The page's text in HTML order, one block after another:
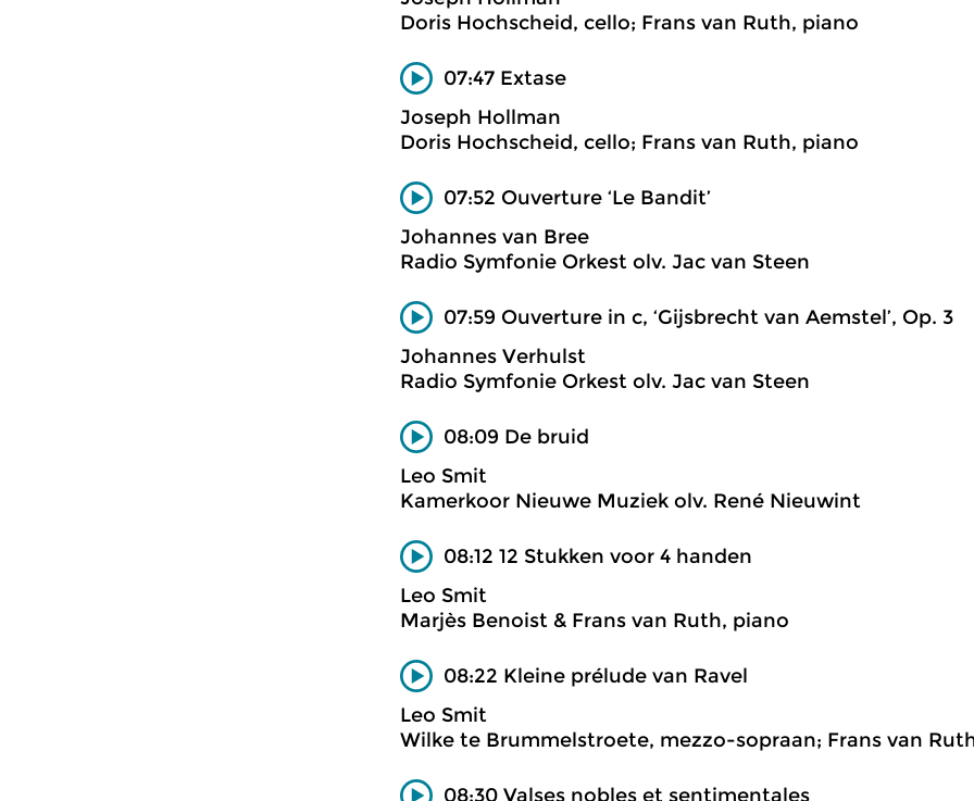
Doris Hochscheid, cello; Frans van Ruth, piano
07:47 Extase
Joseph Hollman
Doris Hochscheid, cello; Frans van Ruth, piano
07:52 Ouverture ‘Le Bandit’
Johannes van Bree
Radio Symfonie Orkest olv. Jac van Steen
07:59 Ouverture in c, ‘Gijsbrecht van Aemstel’, Op. 3
Johannes Verhulst
Radio Symfonie Orkest olv. Jac van Steen
08:09 De bruid
Leo Smit
Kamerkoor Nieuwe Muziek olv. René Nieuwint
08:12 12 Stukken voor 4 handen
Leo Smit
Marjès Benoist & Frans van Ruth, piano
08:22 Kleine prélude van Ravel
Leo Smit
Wilke te Brummelstroete, mezzo-sopraan; Frans van
08:30 Valses nobles et sentimentales